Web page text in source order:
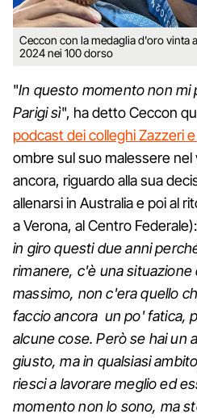
Ceccon con la medaglia d'oro vinta
2024 nei 100 dorso
"In questo momento non mi
Parigi sì", ha detto Ceccon
podcast dei colleghi Zazzeri
ombre sul suo malessere nel
ancora, riguardo alla sua
allenarsi in Australia e poi al
a Verona, al Centro
in giro questi due anni
rimanere, c'è una situazione
massimo, non c'era quello
faccio ancora un po' fatica,
alcune cose. Però se hai un
giusto, ma in qualsiasi
riesci a lavorare meglio ed
momento non lo sono, ma